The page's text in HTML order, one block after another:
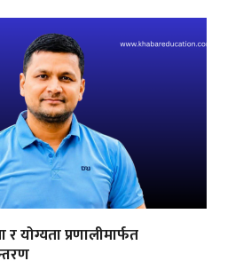
योग्यता प्रणालीमार्फत